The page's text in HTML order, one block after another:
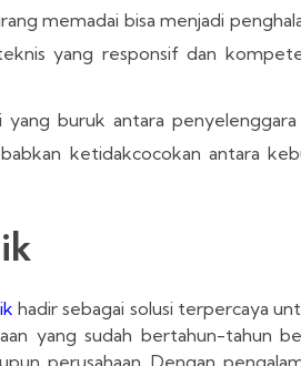
memadai bisa menjadi
yang responsif dan
yang buruk antara
ketidakcocokan antara
hadir sebagai solusi terpercaya
yang sudah bertahun-tahun